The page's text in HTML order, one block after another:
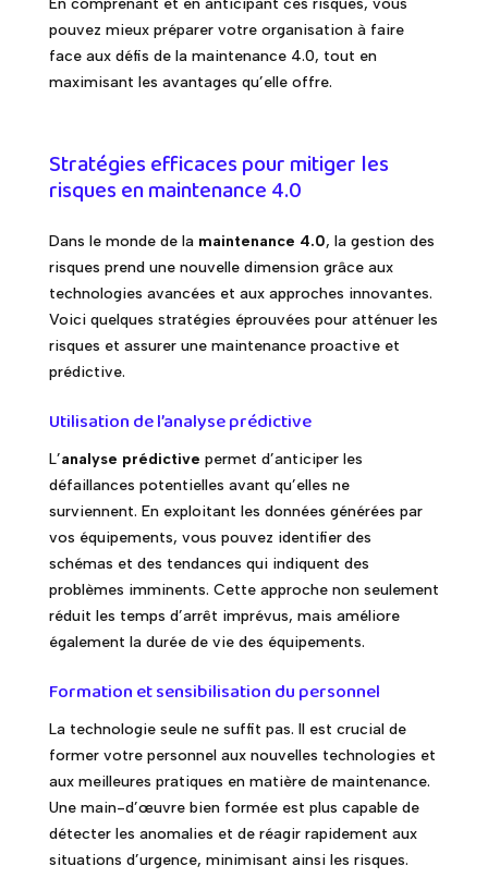
pouvez mieux préparer votre organisation à faire
face aux défis de la maintenance 4.0, tout en
maximisant les avantages qu’elle offre.
Stratégies efficaces pour mitiger les
risques en maintenance 4.0
Dans le monde de la maintenance 4.0, la gestion des
risques prend une nouvelle dimension grâce aux
technologies avancées et aux approches innovantes.
Voici quelques stratégies éprouvées pour atténuer les
risques et assurer une maintenance proactive et
prédictive.
Utilisation de l’analyse prédictive
L’analyse prédictive permet d’anticiper les
défaillances potentielles avant qu’elles ne
surviennent. En exploitant les données générées par
vos équipements, vous pouvez identifier des
schémas et des tendances qui indiquent des
problèmes imminents. Cette approche non seulement
réduit les temps d’arrêt imprévus, mais améliore
également la durée de vie des équipements.
Formation et sensibilisation du personnel
La technologie seule ne suffit pas. Il est crucial de
former votre personnel aux nouvelles technologies et
aux meilleures pratiques en matière de maintenance.
Une main-d’œuvre bien formée est plus capable de
détecter les anomalies et de réagir rapidement aux
situations d’urgence, minimisant ainsi les risques.